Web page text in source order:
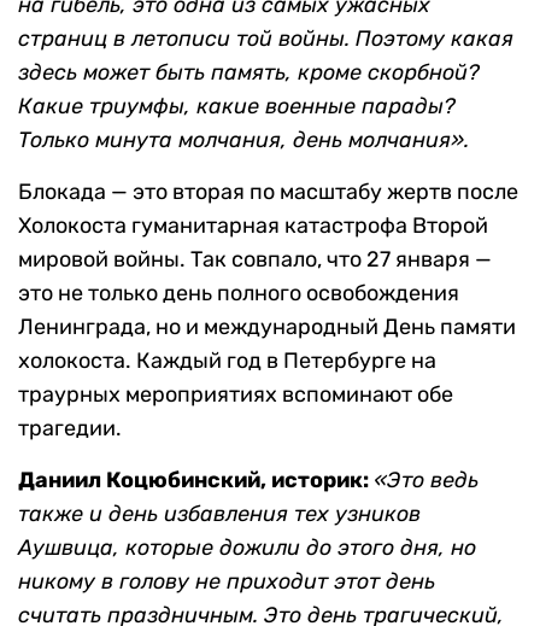
страниц в летописи той войны. Поэтому какая
здесь может быть память, кроме скорбной?
Какие триумфы, какие военные парады?
Только минута молчания, день молчания».
Блокада — это вторая по масштабу жертв после
Холокоста гуманитарная катастрофа Второй
мировой войны. Так совпало, что 27 января —
это не только день полного освобождения
Ленинграда, но и международный День памяти
холокоста. Каждый год в Петербурге на
траурных мероприятиях вспоминают обе
трагедии.
Даниил Коцюбинский, историк: «Это ведь
также и день избавления тех узников
Аушвица, которые дожили до этого дня, но
никому в голову не приходит этот день
считать праздничным. Это день трагический,